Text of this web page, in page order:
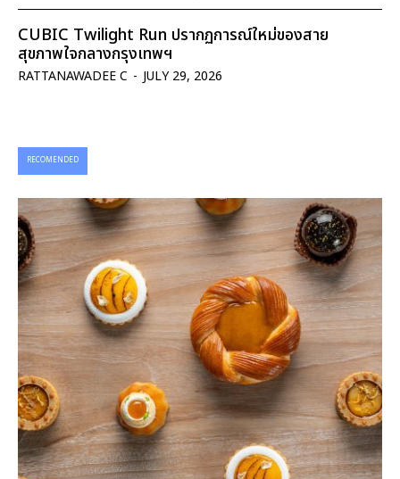
CUBIC Twilight Run ปรากฏการณ์ใหม่ของสาย
สุขภาพใจกลางกรุงเทพฯ
RATTANAWADEE C - JULY 29, 2026
RECOMENDED